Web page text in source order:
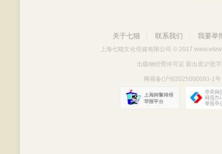
关于七猫 联系我们 我要举
上海七猫文化传媒有限公司 © 2017
出版物经营许可证 新出发沪批
网视备(沪)02025000093-1